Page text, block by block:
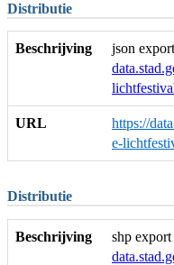
Distributie
Beschrijving
json
URL
https://
e-
Distributie
Beschrijving
shp